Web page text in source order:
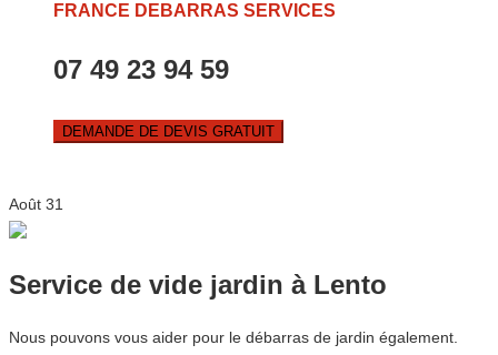
FRANCE DEBARRAS SERVICES
07 49 23 94 59
DEMANDE DE DEVIS GRATUIT
Août 31
Service de vide jardin à Lento
Nous pouvons vous aider pour le débarras de jardin également.